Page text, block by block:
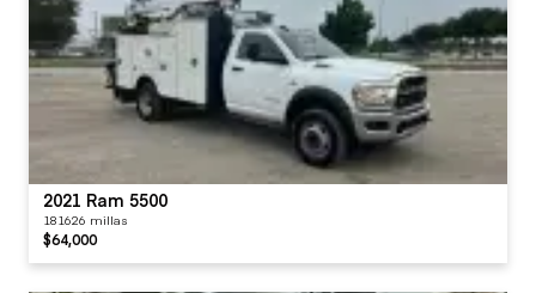
2021 Ram 5500
181626 millas
$64,000